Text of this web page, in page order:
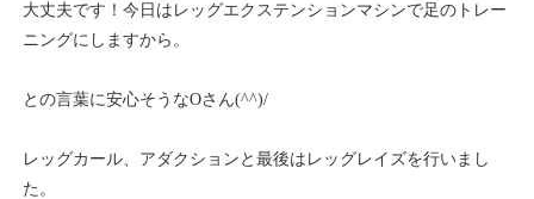
大丈夫です！今日はレッグエクステンションマシンで足のトレー
ニングにしますから。
との言葉に安心そうなOさん(^^)/
レッグカール、アダクションと最後はレッグレイズを行いまし
た。